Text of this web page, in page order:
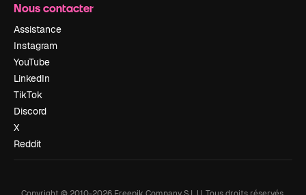
Nous contacter
Assistance
Instagram
YouTube
LinkedIn
TikTok
Discord
X
Reddit